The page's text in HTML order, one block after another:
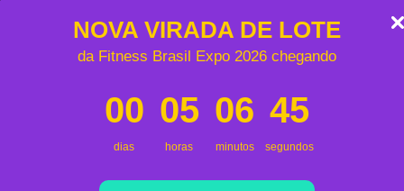
NOVA VIRADA DE LOTE
da Fitness Brasil Expo 2026 chegando
00
dias
05
horas
06
minutos
45
segundos